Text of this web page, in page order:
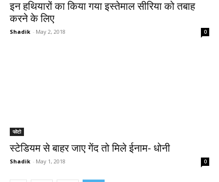
इन हथियारों का किया गया इस्तेमाल सीरिया को तबाह
करने के लिए
Shadik - May 2, 2018 0
फोटो
स्टेडियम से बाहर जाए गेंद तो मिले ईनाम- धोनी
Shadik - May 1, 2018 0